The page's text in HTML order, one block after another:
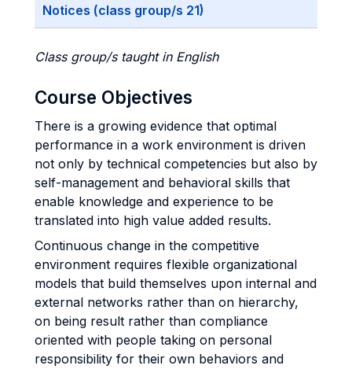
Notices (class group/s 21)
Class group/s taught in English
Course Objectives
There is a growing evidence that optimal
performance in a work environment is driven
not only by technical competencies but also by
self-management and behavioral skills that
enable knowledge and experience to be
translated into high value added results.
Continuous change in the competitive
environment requires flexible organizational
models that build themselves upon internal and
external networks rather than on hierarchy,
on being result rather than compliance
oriented with people taking on personal
responsibility for their own behaviors and